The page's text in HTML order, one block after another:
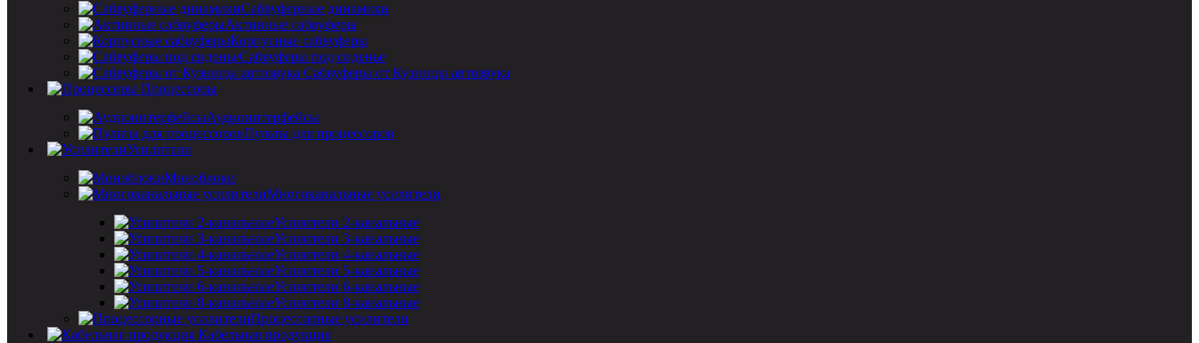
Сабвуферные динамики
Активные сабвуферы
Корпусные сабвуферы
Сабвуферы под сиденье
Сабвуферы от Кузницы автозвука
Процессоры
Аудиоинтерфейсы
Пульты для процессоров
Усилители
Моноблоки
Многоканальные усилители
Усилители 2-канальные
Усилители 3-канальные
Усилители 4-канальные
Усилители 5-канальные
Усилители 6-канальные
Усилители 8-канальные
Процессорные усилители
Кабельная продукция